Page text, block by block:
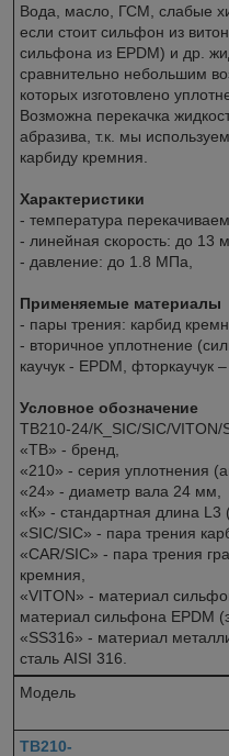
Вода, масло, ГСМ, слабые
если стоит сильфон из
сильфона из EPDM) и др.
сравнительно небольшим
которых изготовлено
Возможна перекачка
абразива, т.к. мы
карбиду кремния.
Характеристики
- температура
- линейная скорость: до 13
- давление: до 1.8 MПa,
Применяемые материалы
- пары трения: карбид
- вторичное уплотнение
каучук - EPDM, фторкаучук –
Условное обозначение
TB210-24/K_SIC/SIC/VITON/
«TB» - бренд,
«210» - серия уплотнения
«24» - диаметр вала 24 мм,
«К» - стандартная длина L3
«SIC/SIC» - пара трения
«CAR/SIC» - пара трения
кремния,
«VITON» - материал
материал сильфона EPDM
«SS316» - материал
сталь AISI 316.
Модель
TB210-